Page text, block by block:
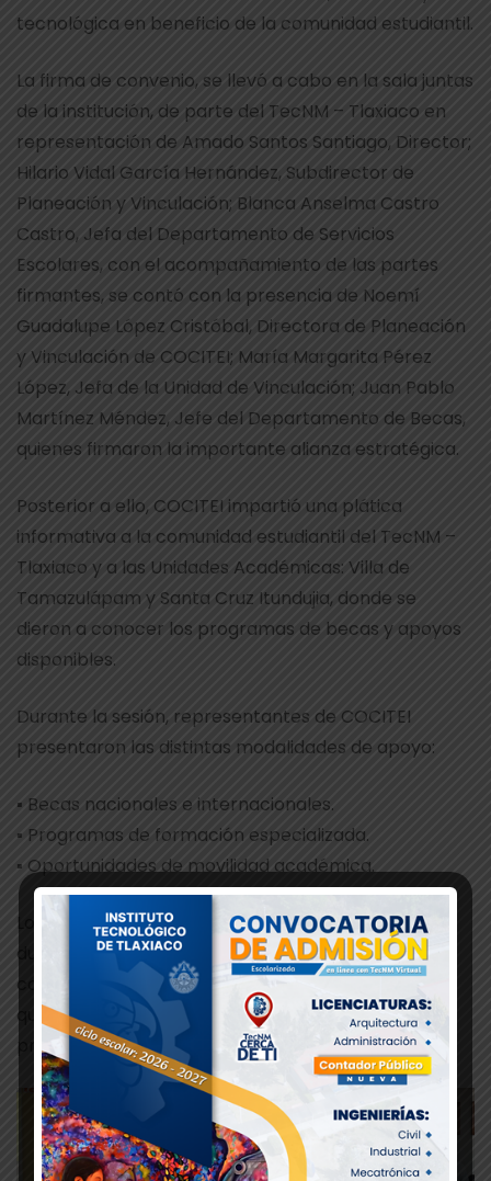
tecnológica en beneficio de la comunidad estudiantil.
La firma de convenio, se llevó a cabo en la sala juntas
de la institución, de parte del TecNM – Tlaxiaco en
representación de Amado Santos Santiago, Director;
Hilario Vidal García Hernández, Subdirector de
Planeación y Vinculación; Blanca Anselma Castro
Castro, Jefa del Departamento de Servicios
Escolares, con el acompañamiento de las partes
firmantes, se contó con la presencia de Noemí
Guadalupe López Cristóbal, Directora de Planeación
y Vinculación de COCITEI; María Margarita Pérez
López, Jefa de la Unidad de Vinculación; Juan Pablo
Martínez Méndez, Jefe del Departamento de Becas,
quienes firmaron la importante alianza estratégica.
Posterior a ello, COCITEI impartió una plática
informativa a la comunidad estudiantil del TecNM –
Tlaxiaco y a las Unidades Académicas: Villa de
Tamazulápam y Santa Cruz Itundujia, donde se
dieron a conocer los programas de becas y apoyos
disponibles.
Durante la sesión, representantes de COCITEI
presentaron las distintas modalidades de apoyo:
▪ Becas nacionales e internacionales.
▪ Programas de formación especializada.
▪ Oportunidades de movilidad académica.
Los asistentes tuvieron la oportunidad de resolver
dudas, conocer los requisitos y enterarse de las
convocatorias vigentes, así como de los beneficios
que estos programas ofrecen para su desarrollo
profesional.